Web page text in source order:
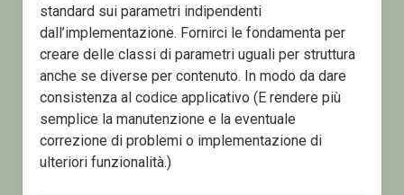
standard sui parametri indipendenti
dall’implementazione. Fornirci le fondamenta per
creare delle classi di parametri uguali per struttura
anche se diverse per contenuto. In modo da dare
consistenza al codice applicativo (E rendere più
semplice la manutenzione e la eventuale
correzione di problemi o implementazione di
ulteriori funzionalità.)